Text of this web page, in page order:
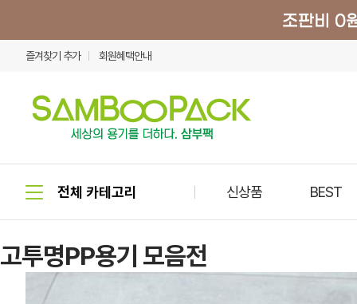
즐겨찾기 추가 회원혜택안내
신상품 BEST
고투명PP용기 모음전